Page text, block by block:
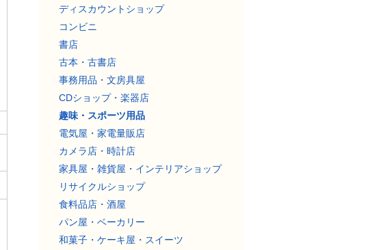
ディスカウントショップ
コンビニ
書店
古本・古書店
事務用品・文房具屋
CDショップ・楽器店
趣味・スポーツ用品
電気屋・家電量販店
カメラ店・時計店
家具屋・雑貨屋・インテリアショップ
リサイクルショップ
食料品店・酒屋
パン屋・ベーカリー
和菓子・ケーキ屋・スイーツ